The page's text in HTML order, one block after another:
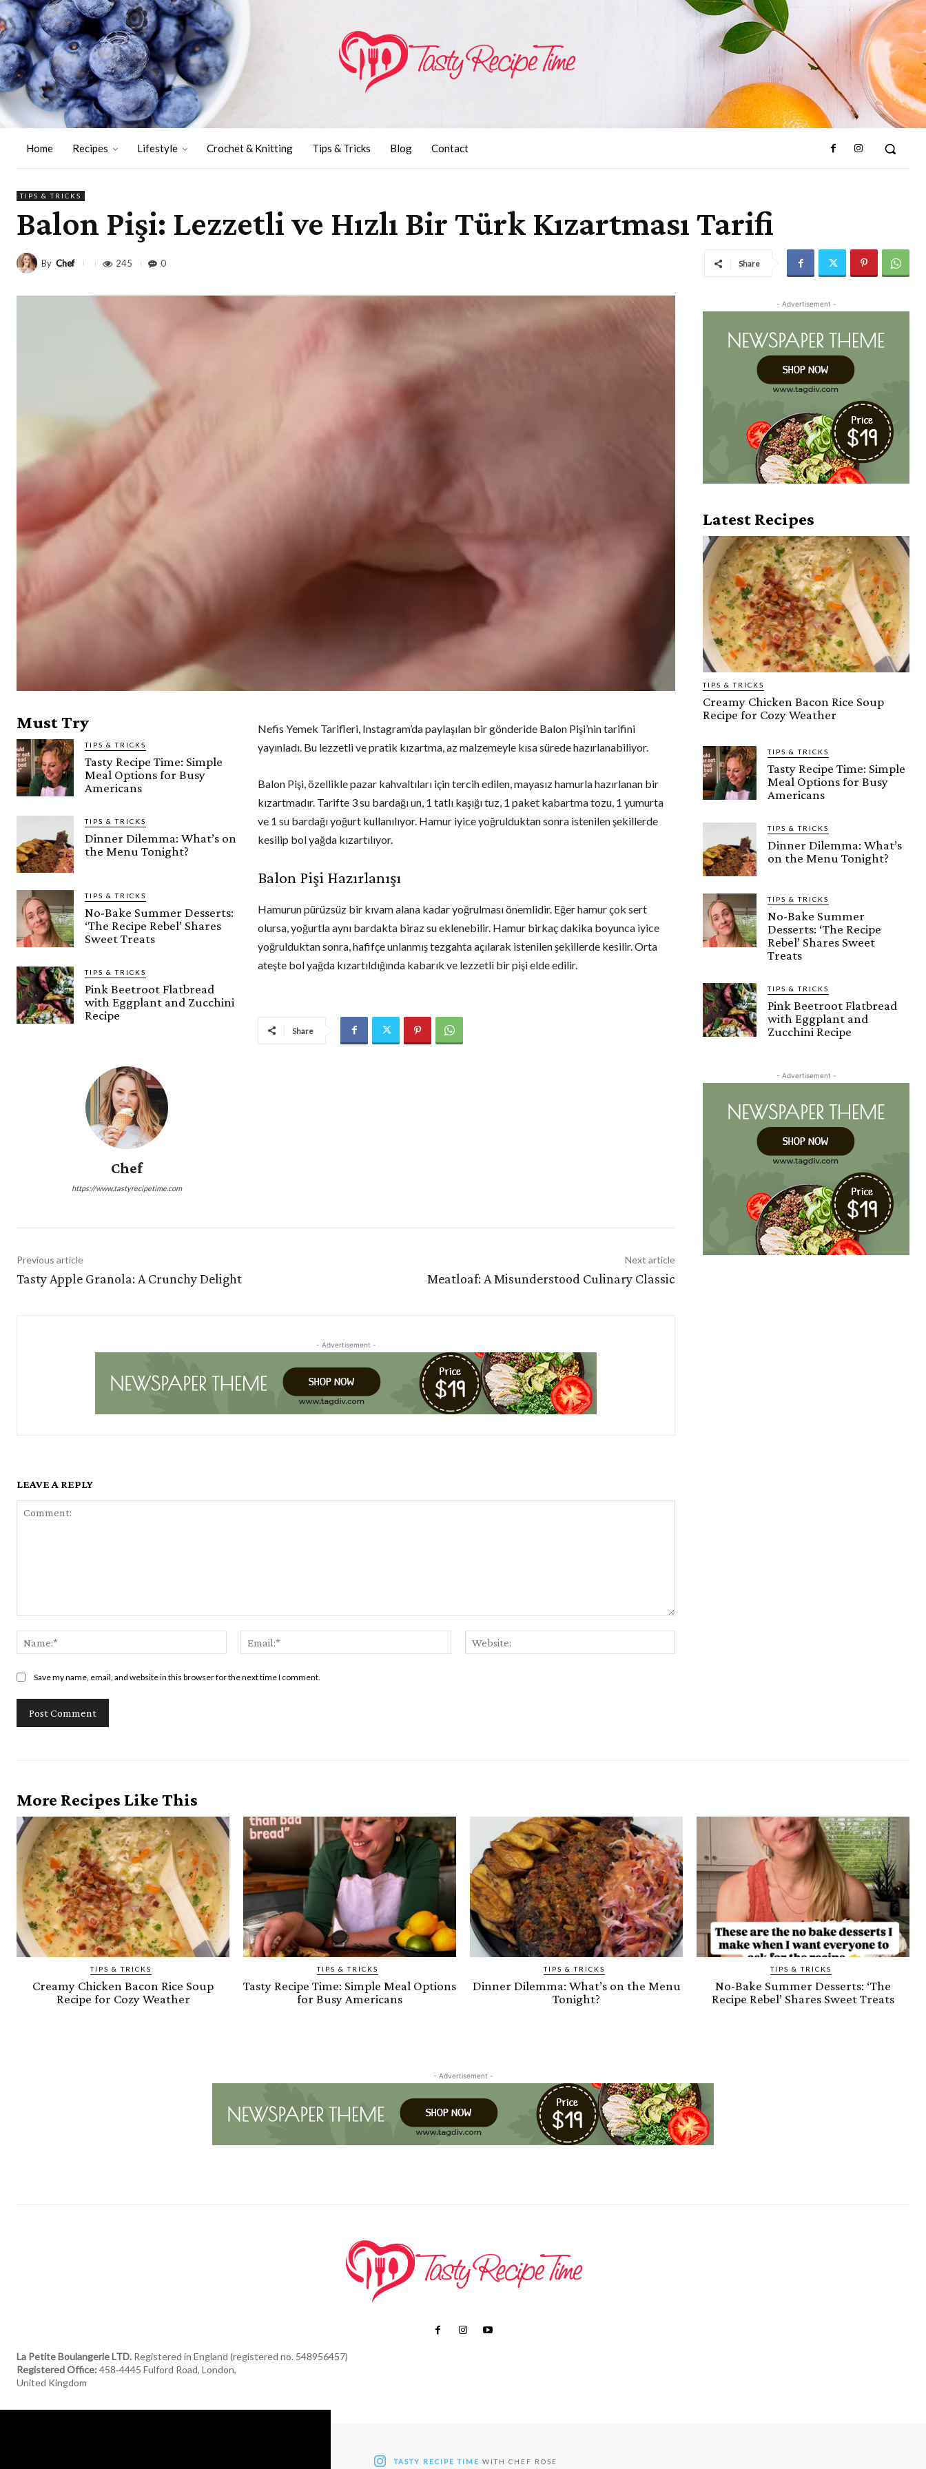
Home Recipes Lifestyle Crochet & Knitting Tips & Tricks Blog Contact
TIPS & TRICKS
Balon Pişi: Lezzetli ve Hızlı Bir Türk Kızartması Tarifi
By Chef 245 0 Share
Must Try
TIPS & TRICKS
Tasty Recipe Time: Simple
Meal Options for Busy
Americans
TIPS & TRICKS
Dinner Dilemma: What’s on
the Menu Tonight?
TIPS & TRICKS
No-Bake Summer Desserts:
‘The Recipe Rebel’ Shares
Sweet Treats
TIPS & TRICKS
Pink Beetroot Flatbread
with Eggplant and Zucchini
Recipe
Chef
https://www.tastyrecipetime.com
Nefis Yemek Tarifleri, Instagram’da paylaşılan bir gönderide Balon Pişi’nin tarifini
yayınladı. Bu lezzetli ve pratik kızartma, az malzemeyle kısa sürede hazırlanabiliyor.
Balon Pişi, özellikle pazar kahvaltıları için tercih edilen, mayasız hamurla hazırlanan bir
kızartmadır. Tarifte 3 su bardağı un, 1 tatlı kaşığı tuz, 1 paket kabartma tozu, 1 yumurta
ve 1 su bardağı yoğurt kullanılıyor. Hamur iyice yoğrulduktan sonra istenilen şekillerde
kesilip bol yağda kızartılıyor.
Balon Pişi Hazırlanışı
Hamurun pürüzsüz bir kıvam alana kadar yoğrulması önemlidir. Eğer hamur çok sert
olursa, yoğurtla aynı bardakta biraz su eklenebilir. Hamur birkaç dakika boyunca iyice
yoğrulduktan sonra, hafifçe unlanmış tezgahta açılarak istenilen şekillerde kesilir. Orta
ateşte bol yağda kızartıldığında kabarık ve lezzetli bir pişi elde edilir.
Share
Previous article
Tasty Apple Granola: A Crunchy Delight
Next article
Meatloaf: A Misunderstood Culinary Classic
- Advertisement -
LEAVE A REPLY
Save my name, email, and website in this browser for the next time I comment.
- Advertisement -
Latest Recipes
TIPS & TRICKS
Creamy Chicken Bacon Rice Soup
Recipe for Cozy Weather
TIPS & TRICKS
Tasty Recipe Time: Simple
Meal Options for Busy
Americans
TIPS & TRICKS
Dinner Dilemma: What’s
on the Menu Tonight?
TIPS & TRICKS
No-Bake Summer
Desserts: ‘The Recipe
Rebel’ Shares Sweet
Treats
TIPS & TRICKS
Pink Beetroot Flatbread
with Eggplant and
Zucchini Recipe
- Advertisement -
More Recipes Like This
TIPS & TRICKS
Creamy Chicken Bacon Rice Soup
Recipe for Cozy Weather
TIPS & TRICKS
Tasty Recipe Time: Simple Meal Options
for Busy Americans
TIPS & TRICKS
Dinner Dilemma: What’s on the Menu
Tonight?
TIPS & TRICKS
No-Bake Summer Desserts: ‘The
Recipe Rebel’ Shares Sweet Treats
- Advertisement -
La Petite Boulangerie LTD. Registered in England (registered no. 548956457)
Registered Office: 458‑4445 Fulford Road, London,
United Kingdom
TASTY RECIPE TIME WITH CHEF ROSE